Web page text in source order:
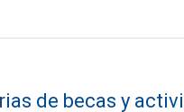
de becas y